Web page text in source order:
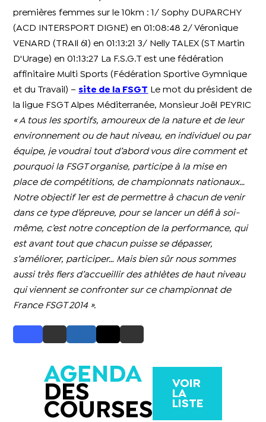
premières femmes sur le 10km : 1/ Sophy DUPARCHY
(ACD INTERSPORT DIGNE) en 01:08:48 2/ Véronique
VENARD (TRAIl 61) en 01:13:21 3/ Nelly TALEX (ST Martin
D'Urage) en 01:13:27 La F.S.G.T est une fédération
affinitaire Multi Sports (Fédération Sportive Gymnique
et du Travail) –site de la FSGT
Le mot du président de
la ligue FSGT Alpes Méditerranée, Monsieur Joêl PEYRIC
« A tous les sportifs, amoureux de la nature et de leur
environnement ou de haut niveau, en individuel ou par
équipe, je voudrai tout d’abord vous dire comment et
pourquoi la FSGT organise, participe à la mise en
place de compétitions, de championnats nationaux…
Notre objectif 1er est de permettre à chacun de venir
dans ce type d’épreuve, pour se lancer un défi à soi-
même, c’est notre conception de la performance, qui
est avant tout que chacun puisse se dépasser,
s’améliorer, participer… Mais bien sûr nous sommes
aussi très fiers d’accueillir des athlètes de haut niveau
qui viennent se confronter sur ce championnat de
France FSGT 2014 ».
AGENDA
DES
COURSES
VOIR
LA
LISTE